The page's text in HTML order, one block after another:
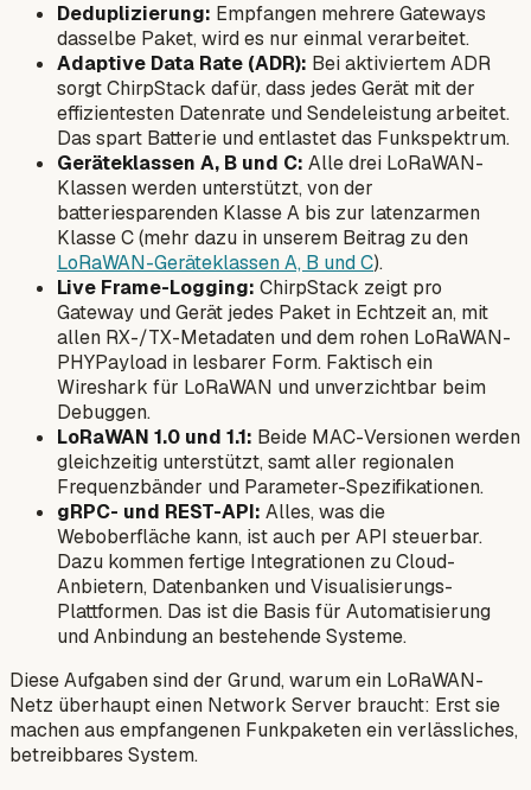
Deduplizierung: Empfangen mehrere Gateways
dasselbe Paket, wird es nur einmal verarbeitet.
Adaptive Data Rate (ADR): Bei aktiviertem ADR
sorgt ChirpStack dafür, dass jedes Gerät mit der
effizientesten Datenrate und Sendeleistung arbeitet.
Das spart Batterie und entlastet das Funkspektrum.
Geräteklassen A, B und C: Alle drei LoRaWAN-
Klassen werden unterstützt, von der
batteriesparenden Klasse A bis zur latenzarmen
Klasse C (mehr dazu in unserem Beitrag zu den
LoRaWAN-Geräteklassen A, B und C).
Live Frame-Logging: ChirpStack zeigt pro
Gateway und Gerät jedes Paket in Echtzeit an, mit
allen RX-/TX-Metadaten und dem rohen LoRaWAN-
PHYPayload in lesbarer Form. Faktisch ein
Wireshark für LoRaWAN und unverzichtbar beim
Debuggen.
LoRaWAN 1.0 und 1.1: Beide MAC-Versionen werden
gleichzeitig unterstützt, samt aller regionalen
Frequenzbänder und Parameter-Spezifikationen.
gRPC- und REST-API: Alles, was die
Weboberfläche kann, ist auch per API steuerbar.
Dazu kommen fertige Integrationen zu Cloud-
Anbietern, Datenbanken und Visualisierungs-
Plattformen. Das ist die Basis für Automatisierung
und Anbindung an bestehende Systeme.
Diese Aufgaben sind der Grund, warum ein LoRaWAN-
Netz überhaupt einen Network Server braucht: Erst sie
machen aus empfangenen Funkpaketen ein verlässliches,
betreibbares System.